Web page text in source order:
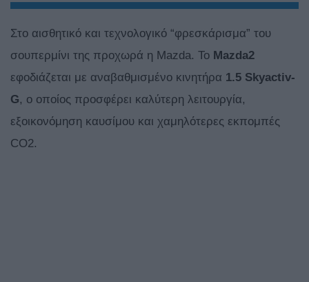
Στο αισθητικό και τεχνολογικό “φρεσκάρισμα” του
σουπερμίνι της προχωρά η Mazda. Το Mazda2
εφοδιάζεται με αναβαθμισμένο κινητήρα 1.5 Skyactiv-
G, ο οποίος προσφέρει καλύτερη λειτουργία,
εξοικονόμηση καυσίμου και χαμηλότερες εκπομπές
CO2.